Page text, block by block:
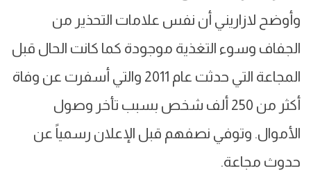
وأوضح لازاريني أن نفس علامات التحذير من
الجفاف وسوء التغذية موجودة كما كانت الحال قبل
المجاعة التي حدثت عام 2011 والتي أسفرت عن وفاة
أكثر من 250 ألف شخص بسبب تأخر وصول
الأموال. وتوفي نصفهم قبل الإعلان رسمياً عن
حدوث مجاعة.